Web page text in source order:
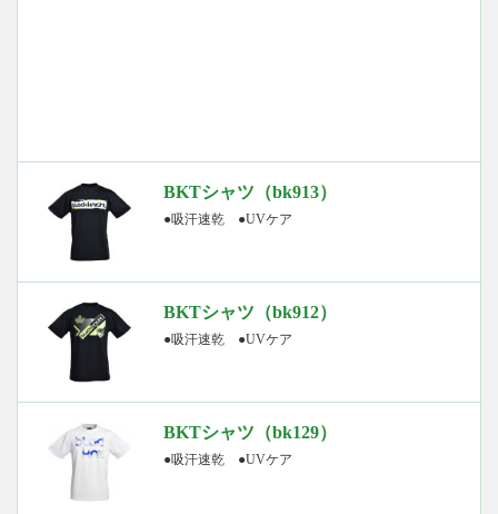
BKTシャツ（bk913）
●吸汗速乾 ●UVケア
BKTシャツ（bk912）
●吸汗速乾 ●UVケア
BKTシャツ（bk129）
●吸汗速乾 ●UVケア